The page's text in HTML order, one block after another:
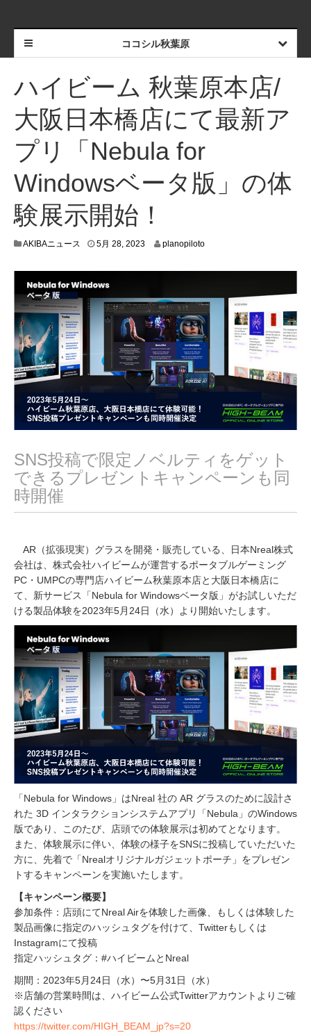
ココシル秋葉原
ハイビーム 秋葉原本店/
大阪日本橋店にて最新ア
プリ「Nebula for
Windowsベータ版」の体
験展示開始！
AKIBAニュース 5月 28, 20235
2
0
2
3
planopiloto
SNS投稿で限定ノベルティをゲット
できるプレゼントキャンペーンも同
時開催
AR（拡張現実）グラスを開発・販売している、日本Nreal株式
会社は、株式会社ハイビームが運営するポータブルゲーミング
PC・UMPCの専門店ハイビーム秋葉原本店と大阪日本橋店に
て、新サービス「Nebula for Windowsベータ版」がお試しいただ
ける製品体験を2023年5月24日（水）より開始いたします。
「Nebula for Windows」はNreal 社の AR グラスのために設計さ
れた 3D インタラクションシステムアプリ「Nebula」のWindows
版であり、このたび、店頭での体験展示は初めてとなります。
また、体験展示に伴い、体験の様子をSNSに投稿していただいた
方に、先着で「Nrealオリジナルガジェットポーチ」をプレゼン
トするキャンペーンを実施いたします。
【キャンペーン概要】
参加条件：店頭にてNreal Airを体験した画像、もしくは体験した
製品画像に指定のハッシュタグを付けて、Twitterもしくは
Instagramにて投稿
指定ハッシュタグ：#ハイビームとNreal
期間：2023年5月24日（水）〜5月31日（水）
※店舗の営業時間は、ハイビーム公式Twitterアカウントよりご確
認ください
https://twitter.com/HIGH_BEAM_jp?s=20